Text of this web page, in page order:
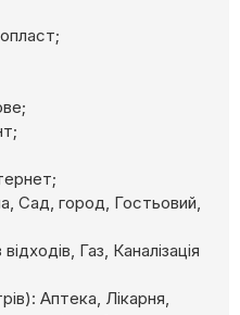
Сад, город, Гостьовий,
Газ, Каналізація
Аптека, Лікарня,